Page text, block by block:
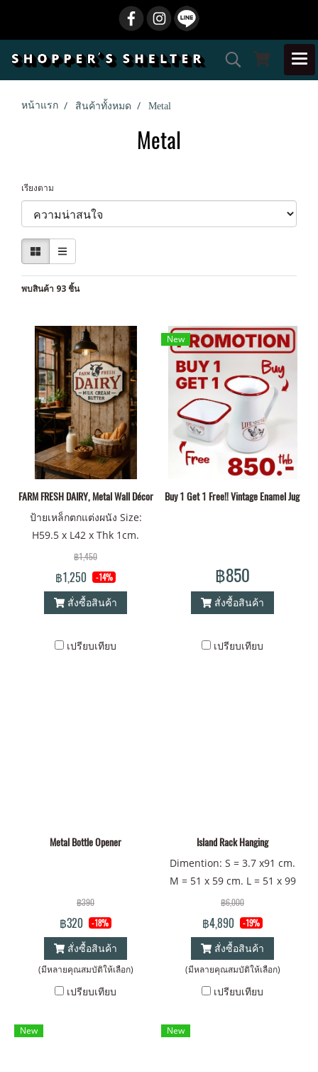
หน้าแรก สินค้าทั้งหมด Metal
Metal
เรียงตาม
พบสินค้า 93 ชิ้น
FARM FRESH DAIRY, Metal Wall Décor
ป้ายเหล็กตกแต่งผนัง Size:
H59.5 x L42 x Thk 1cm.
฿1,450
฿1,250 -14%
สั่งซื้อสินค้า
เปรียบเทียบ
New
Buy 1 Get 1 Free!! Vintage Enamel Jug +
฿850
สั่งซื้อสินค้า
เปรียบเทียบ
Metal Bottle Opener
฿390
฿320 -18%
สั่งซื้อสินค้า
(มีหลายคุณสมบัติให้เลือก)
เปรียบเทียบ
Island Rack Hanging
Dimention: S = 3.7 x91 cm.
M = 51 x 59 cm. L = 51 x 99
cm.
฿6,000
฿4,890 -19%
สั่งซื้อสินค้า
(มีหลายคุณสมบัติให้เลือก)
เปรียบเทียบ
New New